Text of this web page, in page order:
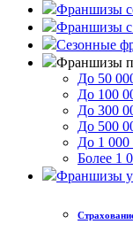
Франшизы
Франшизы
Сезонные
Франшизы
До 50
До 100
До 300
До 500
До 1 000
Более 1
Франшизы